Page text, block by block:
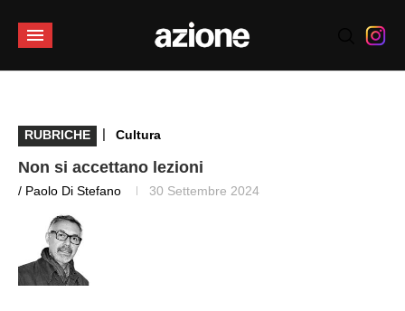
RUBRICHE | Cultura
Non si accettano lezioni
/ Paolo Di Stefano 30 Settembre 2024